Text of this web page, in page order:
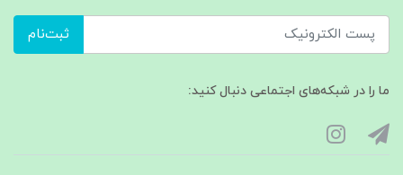
ثبت‌نام
ما را در شبکه‌های اجتماعی دنبال کنید: